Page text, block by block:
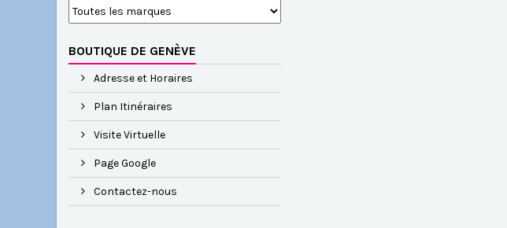
BOUTIQUE DE GENÈVE
Adresse et Horaires
Plan Itinéraires
Visite Virtuelle
Page Google
Contactez-nous